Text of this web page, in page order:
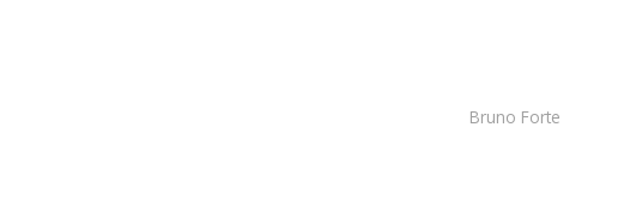
Bruno Forte